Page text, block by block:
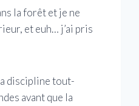
la forêt et je ne
et euh… j’ai pris
discipline tout-
avant que la